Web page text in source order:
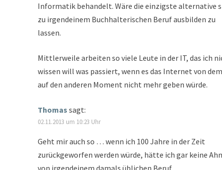
Informatik behandelt. Wäre die einzigste alternative
zu irgendeinem Buchhalterischen Beruf ausbilden zu
lassen.
Mittlerweile arbeiten so viele Leute in der IT, das ich
wissen will was passiert, wenn es das Internet von
auf den anderen Moment nicht mehr geben würde.
Thomas sagt:
02.11.2013 um 10:23 Uhr
Geht mir auch so … wenn ich 100 Jahre in der Zeit
zurückgeworfen werden würde, hätte ich gar keine
von irgendeinem damals üblichen Beruf.